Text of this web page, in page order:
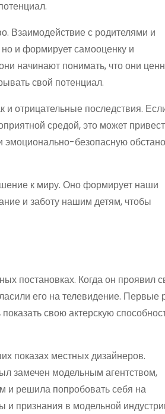
Взаимодействие с родителями и
и формирует самооценку и
начинают понимать, что они
свой потенциал.
и отрицательные последствия.
средой, это может
безопасную
к миру. Оно формирует наши
и заботу нашим детям, чтобы
постановках. Когда он проявил
его на телевидение. Первые
свою актерскую
показах местных дизайнеров.
замечен модельным агентством,
и решила попробовать себя на
и признания в модельной